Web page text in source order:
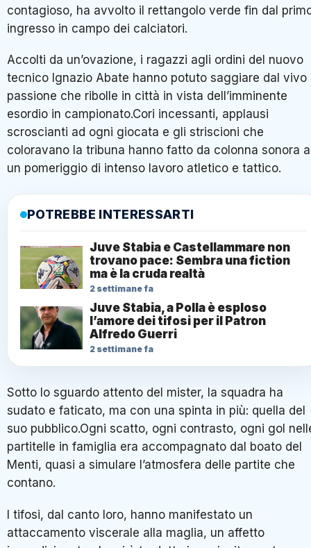
contagioso, ha avvolto il rettangolo verde fin dal
ingresso in campo dei calciatori.
Accolti da un’ovazione, i ragazzi agli ordini del nuovo
tecnico Ignazio Abate hanno potuto saggiare dal vivo
passione che ribolle in città in vista dell’imminente
esordio in campionato.Cori incessanti, applausi
scroscianti ad ogni giocata e gli striscioni che
coloravano la tribuna hanno fatto da colonna sonora a
un pomeriggio di intenso lavoro atletico e tattico.
POTREBBE INTERESSARTI
Juve Stabia e Castellammare non
trovano pace: Sembra una fiction
ma è la cruda realtà
2 settimane fa
Juve Stabia, a Polla è esploso
l’amore dei tifosi per il Patron
Alfredo Guerri
2 settimane fa
Sotto lo sguardo attento del mister, la squadra ha
sudato e faticato, ma con una spinta in più: quella del
suo pubblico.Ogni scatto, ogni contrasto, ogni gol
partitelle in famiglia era accompagnato dal boato del
Menti, quasi a simulare l’atmosfera delle partite che
contano.
I tifosi, dal canto loro, hanno manifestato un
attaccamento viscerale alla maglia, un affetto